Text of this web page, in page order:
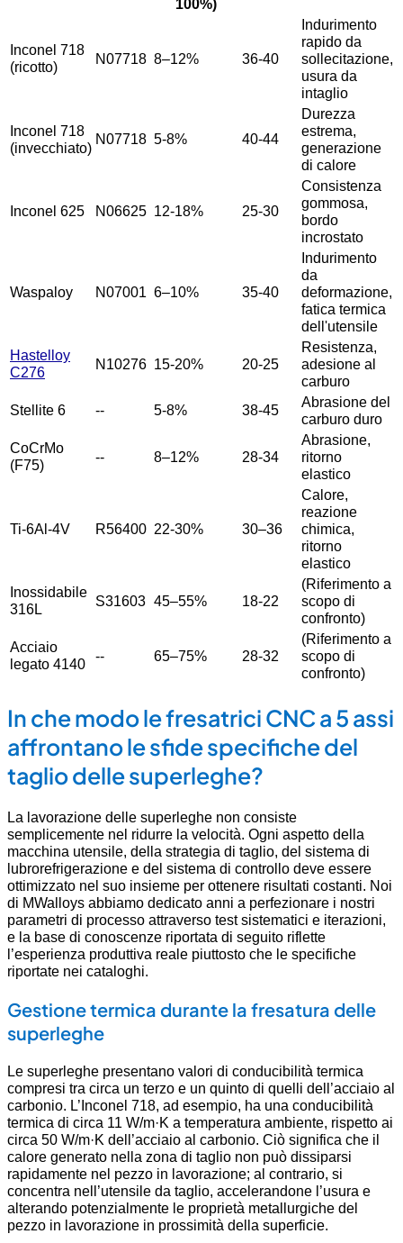
100%)
Inconel 718
(ricotto)
N07718 8–12% 36-40
Indurimento
rapido da
sollecitazione,
usura da
intaglio
Inconel 718
(invecchiato)
N07718 5-8% 40-44
Durezza
estrema,
generazione
di calore
Inconel 625 N06625 12-18% 25-30
Consistenza
gommosa,
bordo
incrostato
Waspaloy N07001 6–10% 35-40
Indurimento
da
deformazione,
fatica termica
dell'utensile
Hastelloy
C276
N10276 15-20% 20-25
Resistenza,
adesione al
carburo
Stellite 6
-- 5-8% 38-45
Abrasione del
carburo duro
CoCrMo
(F75)
-- 8–12% 28-34
Abrasione,
ritorno
elastico
Ti-6Al-4V R56400 22-30% 30–36
Calore,
reazione
chimica,
ritorno
elastico
Inossidabile
316L
S31603 45–55% 18-22
(Riferimento a
scopo di
confronto)
Acciaio
legato 4140
-- 65–75% 28-32
(Riferimento a
scopo di
confronto)
In che modo le fresatrici CNC a 5 assi
affrontano le sfide specifiche del
taglio delle superleghe?
La lavorazione delle superleghe non consiste
semplicemente nel ridurre la velocità. Ogni aspetto della
macchina utensile, della strategia di taglio, del sistema di
lubrorefrigerazione e del sistema di controllo deve essere
ottimizzato nel suo insieme per ottenere risultati costanti. Noi
di MWalloys abbiamo dedicato anni a perfezionare i nostri
parametri di processo attraverso test sistematici e iterazioni,
e la base di conoscenze riportata di seguito riflette
l’esperienza produttiva reale piuttosto che le specifiche
riportate nei cataloghi.
Gestione termica durante la fresatura delle
superleghe
Le superleghe presentano valori di conducibilità termica
compresi tra circa un terzo e un quinto di quelli dell’acciaio al
carbonio. L’Inconel 718, ad esempio, ha una conducibilità
termica di circa 11 W/m·K a temperatura ambiente, rispetto ai
circa 50 W/m·K dell’acciaio al carbonio. Ciò significa che il
calore generato nella zona di taglio non può dissiparsi
rapidamente nel pezzo in lavorazione; al contrario, si
concentra nell’utensile da taglio, accelerandone l’usura e
alterando potenzialmente le proprietà metallurgiche del
pezzo in lavorazione in prossimità della superficie.